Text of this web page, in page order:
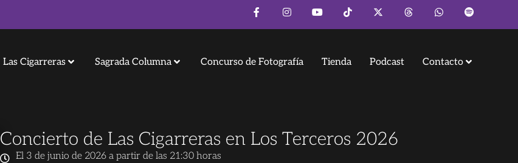
Las Cigarreras Sagrada Columna Concurso de Fotografía Tienda Podcast Contacto
Concierto de Las Cigarreras en Los Terceros 2026
El 3 de junio de 2026 a partir de las 21:30 horas